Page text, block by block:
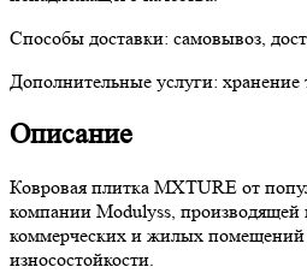
Способы доставки: самовывоз,
Дополнительные услуги: хранение
Описание
Ковровая плитка MXTURE от
компании Modulyss, производящей
коммерческих и жилых помещений
износостойкости.